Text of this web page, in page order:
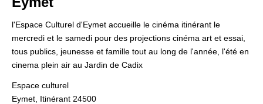
l'Espace Culturel d'Eymet accueille le cinéma itinérant le
mercredi et le samedi pour des projections cinéma art et essai,
tous publics, jeunesse et famille tout au long de l'année, l'été en
cinema plein air au Jardin de Cadix
Espace culturel
Eymet, Itinérant 24500